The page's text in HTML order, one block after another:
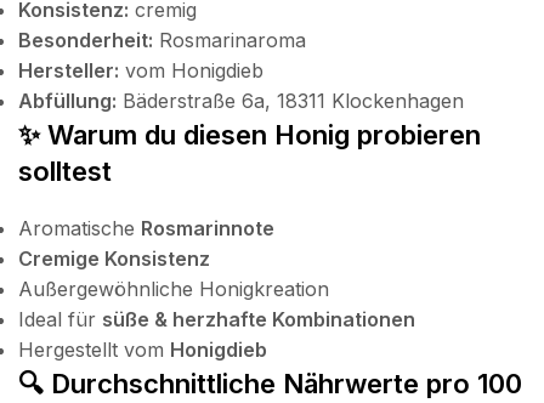
Konsistenz: cremig
Besonderheit: Rosmarinaroma
Hersteller: vom Honigdieb
Abfüllung: Bäderstraße 6a, 18311 Klockenhagen
✨ Warum du diesen Honig probieren
solltest
Aromatische Rosmarinnote
Cremige Konsistenz
Außergewöhnliche Honigkreation
Ideal für süße & herzhafte Kombinationen
Hergestellt vom Honigdieb
🔍 Durchschnittliche Nährwerte pro 100